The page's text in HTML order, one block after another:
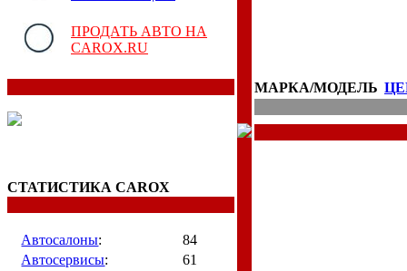
ПРОДАТЬ АВТО НА
CAROX.RU
СТАТИСТИКА CAROX
Автосалоны:
84
Автосервисы:
61
МАРКА/МОДЕЛЬ